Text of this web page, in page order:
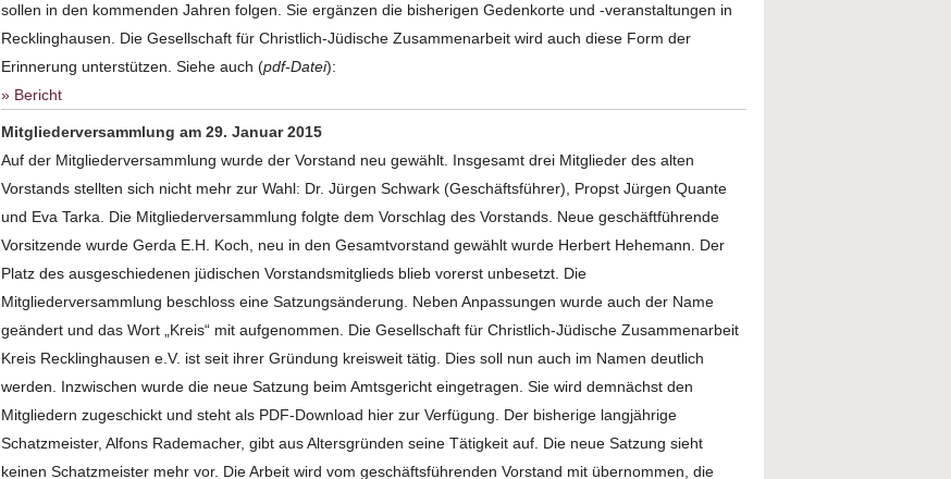
sollen in den kommenden Jahren folgen. Sie ergänzen die bisherigen Gedenkorte und -veranstaltungen in
Recklinghausen. Die Gesellschaft für Christlich-Jüdische Zusammenarbeit wird auch diese Form der
Erinnerung unterstützen. Siehe auch (pdf-Datei):
Bericht
Mitgliederversammlung am 29. Januar 2015
Auf der Mitgliederversammlung wurde der Vorstand neu gewählt. Insgesamt drei Mitglieder des alten
Vorstands stellten sich nicht mehr zur Wahl: Dr. Jürgen Schwark (Geschäftsführer), Propst Jürgen Quante
und Eva Tarka. Die Mitgliederversammlung folgte dem Vorschlag des Vorstands. Neue geschäftführende
Vorsitzende wurde Gerda E.H. Koch, neu in den Gesamtvorstand gewählt wurde Herbert Hehemann. Der
Platz des ausgeschiedenen jüdischen Vorstandsmitglieds blieb vorerst unbesetzt. Die
Mitgliederversammlung beschloss eine Satzungsänderung. Neben Anpassungen wurde auch der Name
geändert und das Wort „Kreis“ mit aufgenommen. Die Gesellschaft für Christlich-Jüdische Zusammenarbeit
Kreis Recklinghausen e.V. ist seit ihrer Gründung kreisweit tätig. Dies soll nun auch im Namen deutlich
werden. Inzwischen wurde die neue Satzung beim Amtsgericht eingetragen. Sie wird demnächst den
Mitgliedern zugeschickt und steht als PDF-Download hier zur Verfügung. Der bisherige langjährige
Schatzmeister, Alfons Rademacher, gibt aus Altersgründen seine Tätigkeit auf. Die neue Satzung sieht
keinen Schatzmeister mehr vor. Die Arbeit wird vom geschäftsführenden Vorstand mit übernommen, die